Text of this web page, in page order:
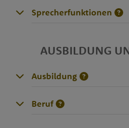
Sprecherfunktionen
AUSBILDUNG
Ausbildung
Beruf